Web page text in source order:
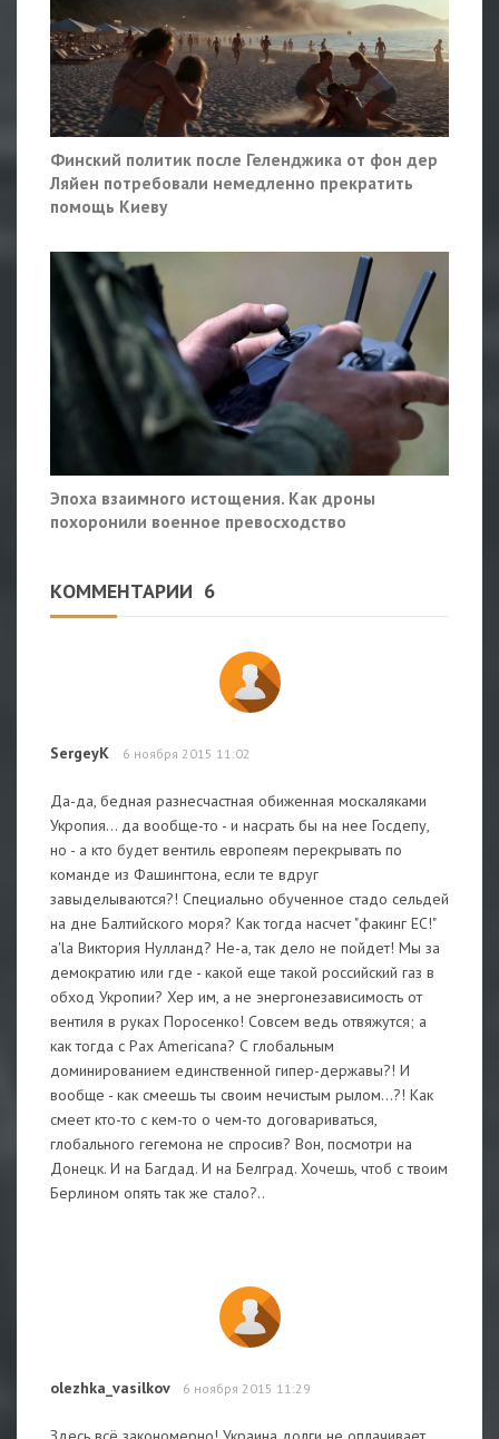
Финский политик после Геленджика от фон дер
Ляйен потребовали немедленно прекратить
помощь Киеву
Эпоха взаимного истощения. Как дроны
похоронили военное превосходство
КОММЕНТАРИИ 6
SergeyK 6 ноября 2015 11:02
Да-да, бедная разнесчастная обиженная москаляками
Укропия... да вообще-то - и насрать бы на нее Госдепу,
но - а кто будет вентиль европеям перекрывать по
команде из Фашингтона, если те вдруг
завыделываются?! Специально обученное стадо сельдей
на дне Балтийского моря? Как тогда насчет "факинг ЕС!"
a'la Виктория Нулланд? Не-а, так дело не пойдет! Мы за
демократию или где - какой еще такой российский газ в
обход Укропии? Хер им, а не энергонезависимость от
вентиля в руках Поросенко! Совсем ведь отвяжутся; а
как тогда с Pax Americana? С глобальным
доминированием единственной гипер-державы?! И
вообще - как смеешь ты своим нечистым рылом...?! Как
смеет кто-то с кем-то о чем-то договариваться,
глобального гегемона не спросив? Вон, посмотри на
Донецк. И на Багдад. И на Белград. Хочешь, чтоб с твоим
Берлином опять так же стало?..
olezhka_vasilkov 6 ноября 2015 11:29